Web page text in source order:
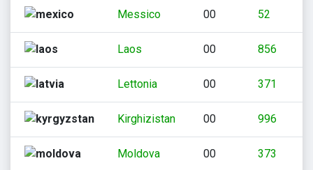
Messico 00 52
Laos 00 856
Lettonia 00 371
Kirghizistan 00 996
Moldova 00 373